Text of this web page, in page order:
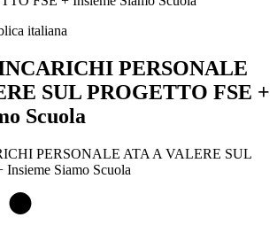
PERSONALE
SUL PROGETTO FSE +
Scuola
PERSONALE ATA A VALERE SUL
Siamo Scuola